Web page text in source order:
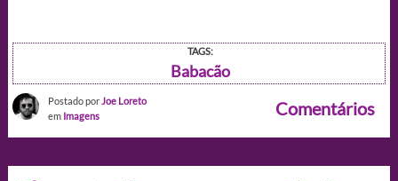
TAGS:
Babacão
Postado por Joe Loreto
em Imagens Comentários